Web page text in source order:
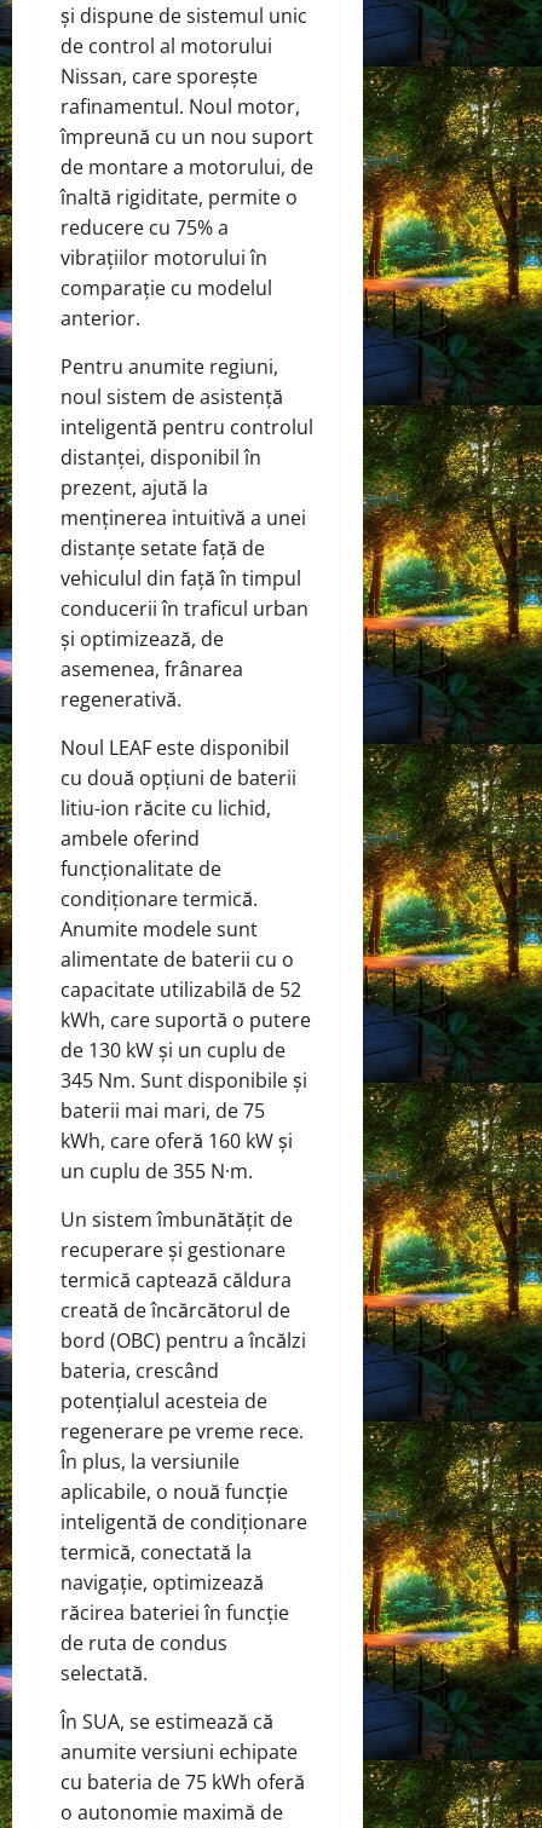
și dispune de sistemul unic
de control al motorului
Nissan, care sporește
rafinamentul. Noul motor,
împreună cu un nou suport
de montare a motorului, de
înaltă rigiditate, permite o
reducere cu 75% a
vibrațiilor motorului în
comparație cu modelul
anterior.
Pentru anumite regiuni,
noul sistem de asistență
inteligentă pentru controlul
distanței, disponibil în
prezent, ajută la
menținerea intuitivă a unei
distanțe setate față de
vehiculul din față în timpul
conducerii în traficul urban
și optimizează, de
asemenea, frânarea
regenerativă.
Noul LEAF este disponibil
cu două opțiuni de baterii
litiu-ion răcite cu lichid,
ambele oferind
funcționalitate de
condiționare termică.
Anumite modele sunt
alimentate de baterii cu o
capacitate utilizabilă de 52
kWh, care suportă o putere
de 130 kW și un cuplu de
345 Nm. Sunt disponibile și
baterii mai mari, de 75
kWh, care oferă 160 kW și
un cuplu de 355 N·m.
Un sistem îmbunătățit de
recuperare și gestionare
termică captează căldura
creată de încărcătorul de
bord (OBC) pentru a încălzi
bateria, crescând
potențialul acesteia de
regenerare pe vreme rece.
În plus, la versiunile
aplicabile, o nouă funcție
inteligentă de condiționare
termică, conectată la
navigație, optimizează
răcirea bateriei în funcție
de ruta de condus
selectată.
În SUA, se estimează că
anumite versiuni echipate
cu bateria de 75 kWh oferă
o autonomie maximă de